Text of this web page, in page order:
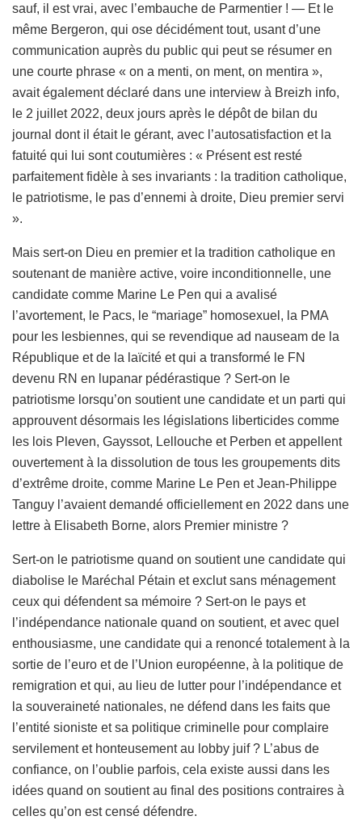
sauf, il est vrai, avec l’embauche de Parmentier ! — Et le
même Bergeron, qui ose décidément tout, usant d’une
communication auprès du public qui peut se résumer en
une courte phrase « on a menti, on ment, on mentira »,
avait également déclaré dans une interview à Breizh info,
le 2 juillet 2022, deux jours après le dépôt de bilan du
journal dont il était le gérant, avec l’autosatisfaction et la
fatuité qui lui sont coutumières : « Présent est resté
parfaitement fidèle à ses invariants : la tradition catholique,
le patriotisme, le pas d’ennemi à droite, Dieu premier servi
».
Mais sert-on Dieu en premier et la tradition catholique en
soutenant de manière active, voire inconditionnelle, une
candidate comme Marine Le Pen qui a avalisé
l’avortement, le Pacs, le “mariage” homosexuel, la PMA
pour les lesbiennes, qui se revendique ad nauseam de la
République et de la laïcité et qui a transformé le FN
devenu RN en lupanar pédérastique ? Sert-on le
patriotisme lorsqu’on soutient une candidate et un parti qui
approuvent désormais les législations liberticides comme
les lois Pleven, Gayssot, Lellouche et Perben et appellent
ouvertement à la dissolution de tous les groupements dits
d’extrême droite, comme Marine Le Pen et Jean-Philippe
Tanguy l’avaient demandé officiellement en 2022 dans une
lettre à Elisabeth Borne, alors Premier ministre ?
Sert-on le patriotisme quand on soutient une candidate qui
diabolise le Maréchal Pétain et exclut sans ménagement
ceux qui défendent sa mémoire ? Sert-on le pays et
l’indépendance nationale quand on soutient, et avec quel
enthousiasme, une candidate qui a renoncé totalement à la
sortie de l’euro et de l’Union européenne, à la politique de
remigration et qui, au lieu de lutter pour l’indépendance et
la souveraineté nationales, ne défend dans les faits que
l’entité sioniste et sa politique criminelle pour complaire
servilement et honteusement au lobby juif ? L’abus de
confiance, on l’oublie parfois, cela existe aussi dans les
idées quand on soutient au final des positions contraires à
celles qu’on est censé défendre.